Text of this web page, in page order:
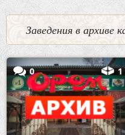
Заведения в архиве
0 1